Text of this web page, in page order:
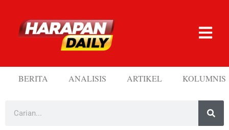
BERITA ANALISIS ARTIKEL KOLUMNIS